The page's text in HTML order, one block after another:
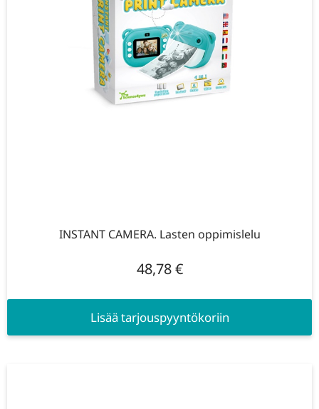
INSTANT CAMERA. Lasten oppimislelu
48,78€
Lisää tarjouspyyntökoriin